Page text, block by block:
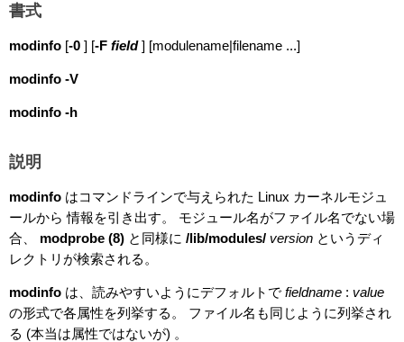
書式
modinfo [-0 ] [-F field ] [modulename|filename ...]
modinfo -V
modinfo -h
説明
modinfo はコマンドラインで与えられた Linux カーネルモジュ
ールから 情報を引き出す。 モジュール名がファイル名でない場
合、 modprobe (8) と同様に /lib/modules/ version というディ
レクトリが検索される。
modinfo は、読みやすいようにデフォルトで fieldname : value
の形式で各属性を列挙する。 ファイル名も同じように列挙され
る (本当は属性ではないが) 。